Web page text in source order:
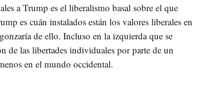
a Trump es el liberalismo basal sobre el que
es cuán instalados están los valores liberales en
de ello. Incluso en la izquierda que se
de las libertades individuales por parte de un
en el mundo occidental.